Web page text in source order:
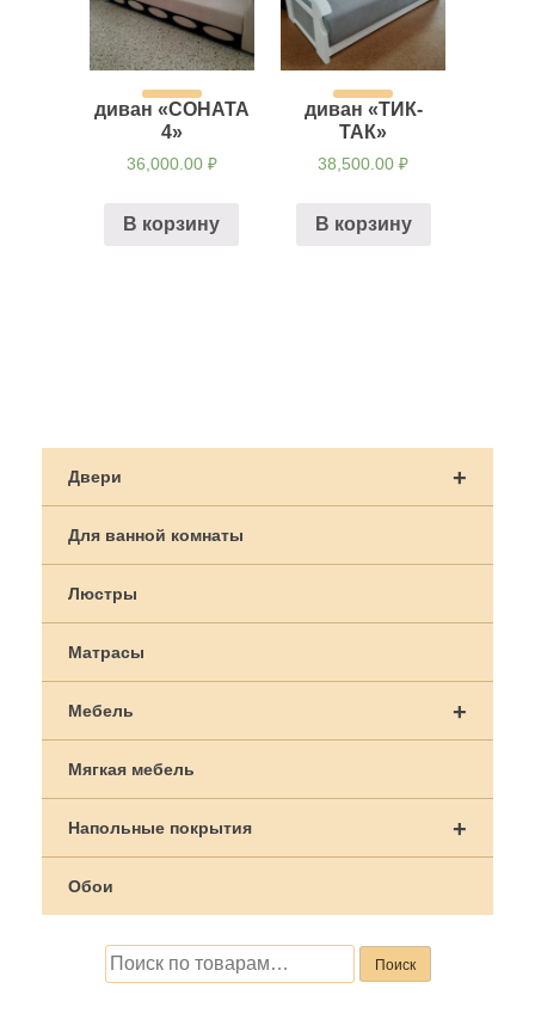
диван «СОНАТА
4»
36,000.00 ₽
В корзину
диван «ТИК-
ТАК»
38,500.00₽
В корзину
по
записям
+
Двери
Для ванной комнаты
Люстры
Матрасы
+
Мебель
Мягкая мебель
+
Напольные покрытия
Обои
Искать: Поиск